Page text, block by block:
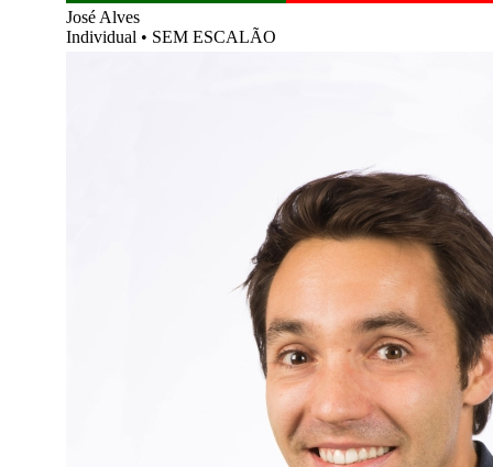
José Alves
Individual • SEM ESCALÃO